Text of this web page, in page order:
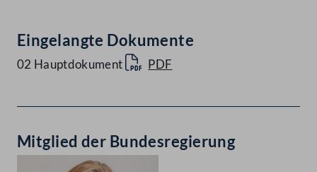
Eingelangte Dokumente
02 Hauptdokument PDF
Mitglied der Bundesregierung